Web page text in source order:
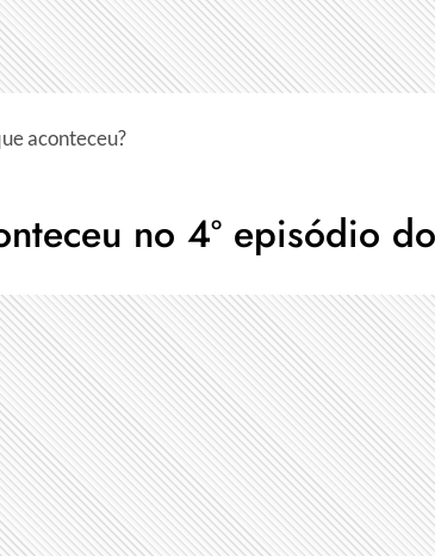
aconteceu?
no 4º episódio